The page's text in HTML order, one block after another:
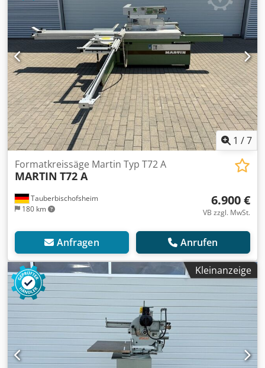
1 /7
Tauberbischofsheim
180 km
Formatkreissäge Martin Typ T72 A
MARTIN T72 A
6.900 €
VB zzgl. MwSt.
Anfragen Anrufen
Kleinanzeige